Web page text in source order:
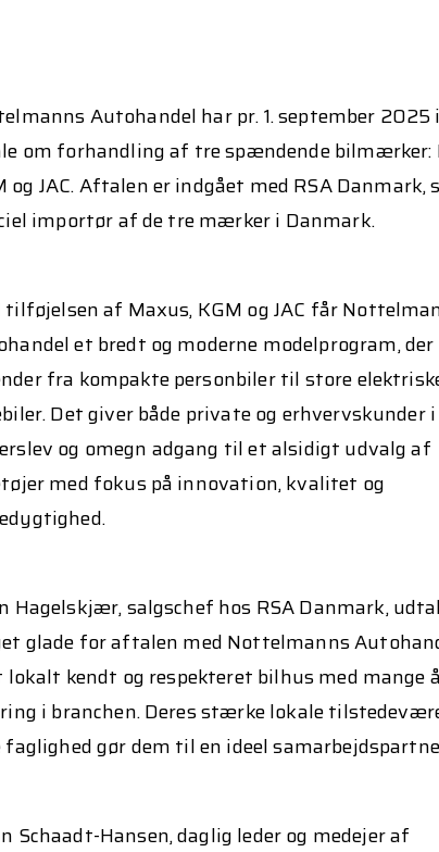
Autohandel har pr. 1. september 2025
om forhandling af tre spændende bilmærker:
og JAC. Aftalen er indgået med RSA Danmark,
importør af de tre mærker i Danmark.
tilføjelsen af Maxus, KGM og JAC får
et bredt og moderne modelprogram, der
fra kompakte personbiler til store
Det giver både private og erhvervskunder i
og omegn adgang til et alsidigt udvalg af
med fokus på innovation, kvalitet og
Hagelskjær, salgschef hos RSA Danmark,
glade for aftalen med Nottelmanns
lokalt kendt og respekteret bilhus med mange
i branchen. Deres stærke lokale
faglighed gør dem til en ideel
Schaadt-Hansen, daglig leder og medejer af